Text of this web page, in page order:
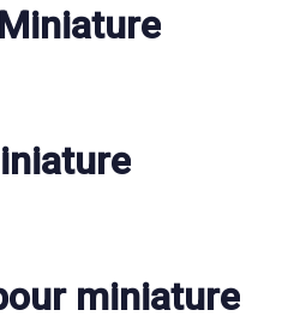
miniature
miniature